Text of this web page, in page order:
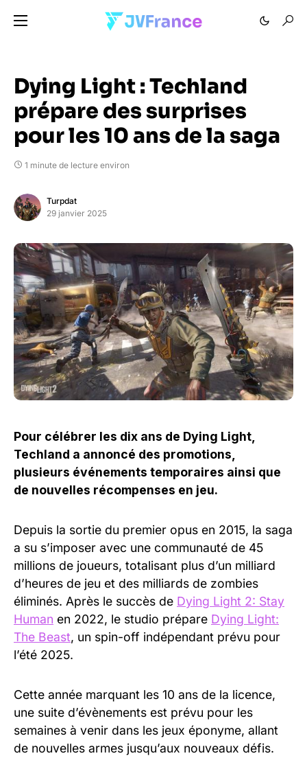
Dying Light : Techland
prépare des surprises
pour les 10 ans de la saga
1 minute de lecture environ
Turpdat
29 janvier 2025
Pour célébrer les dix ans de Dying Light,
Techland a annoncé des promotions,
plusieurs événements temporaires ainsi que
de nouvelles récompenses en jeu.
Depuis la sortie du premier opus en 2015, la saga
a su s’imposer avec une communauté de 45
millions de joueurs, totalisant plus d’un milliard
d’heures de jeu et des milliards de zombies
éliminés. Après le succès de Dying Light 2: Stay
Human en 2022, le studio prépare Dying Light:
The Beast, un spin-off indépendant prévu pour
l’été 2025.
Cette année marquant les 10 ans de la licence,
une suite d’évènements est prévu pour les
semaines à venir dans les jeux éponyme, allant
de nouvelles armes jusqu’aux nouveaux défis.